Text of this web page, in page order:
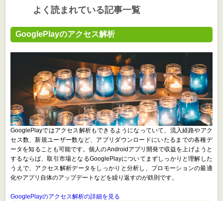
よく読まれている記事一覧
GooglePlayのアクセス解析
GooglePlayではアクセス解析もできるようになっていて、流入経路やアク
セス数、新規ユーザー数など、アプリダウンロードにいたるまでの各種デ
ータを知ることも可能です。個人のAndroidアプリ開発で収益を上げようと
するならば、取引市場となるGooglePlayについてまずしっかりと理解した
うえで、アクセス解析データをしっかりと分析し、プロモーションの最適
化やアプリ自体のアップデートなどを繰り返すのが鉄則です。
GooglePlayのアクセス解析の詳細を見る